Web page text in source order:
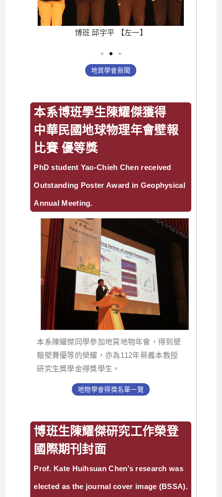
博班 邱宇平 【左一】
地質學會新聞
本系博班學生陳耀傑獲得
中華民國地球物理年會壁報
比賽 優等獎
PhD student Yao-Chieh Chen received
Outstanding Poster Award in Geophysical
Annual Meeting.
本系陳耀傑同學參加地質地物年會，得到壁
報壁賽優等的榮耀，亦為112年蔡義本教授
研究生獎學金得獎學生。
地物學會得獎名單一覽
博班生陳耀傑研究工作榮登
國際期刊封面
Prof. Kate Huihsuan Chen’s research was
elected as the journal cover image (BSSA).